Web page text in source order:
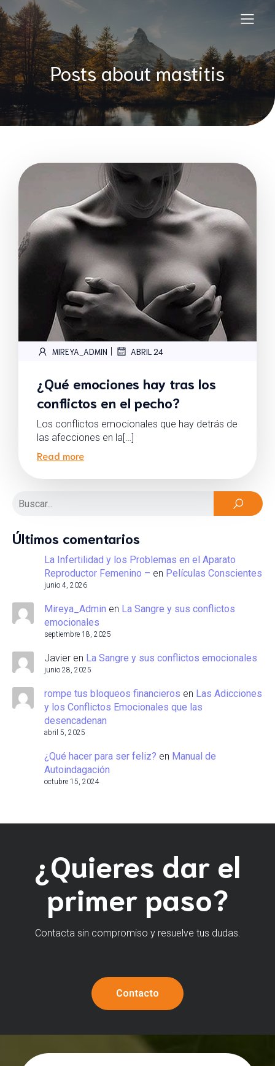
Posts about mastitis
MIREYA_ADMIN | ABRIL 24
¿Qué emociones hay tras los
conflictos en el pecho?
Los conflictos emocionales que hay detrás de
las afecciones en la[…]
Read more
Últimos comentarios
La Infertilidad y los Problemas en el Aparato
Reproductor Femenino – en Películas Conscientes
junio 4, 2026
Mireya_Admin en La Sangre y sus conflictos
emocionales
septiembre 18, 2025
Javier en La Sangre y sus conflictos emocionales
junio 28, 2025
rompe tus bloqueos financieros en Las Adicciones
y los Conflictos Emocionales que las
desencadenan
abril 5, 2025
¿Qué hacer para ser feliz? en Manual de
Autoindagación
octubre 15, 2024
¿Quieres dar el
primer paso?
Contacta sin compromiso y resuelve tus dudas.
Contacto